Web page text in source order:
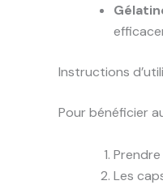
Instructions
Pour bénéficier
Prendre
Les